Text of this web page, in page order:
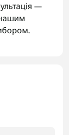
—